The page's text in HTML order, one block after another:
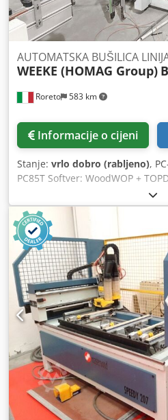
Roreto 583 km
AUTOMATSKA BUŠILICA
WEEKE (HOMAG Group)
Informacije o cijeni
Stanje: vrlo dobro (rabljeno),
PC85T Softver: WoodWOP +
motoriziranih transportnih traka
2 horizontalna bušilna nosača
podataka za osi) Br. 1 bušaća
nosač (1 x 1,5 kW) Br. 21
bušaću jedinicu Maks. radna
širina (mm): 250 Br. 4 donja
(digitalni prikaz pozicijskih
jedinice za svaki donji vertikalni
gornja vertikalna stezaljka za
odvod strugotine Ukupna